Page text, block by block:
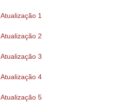
Atualização 1
Atualização 2
Atualização 3
Atualização 4
Atualização 5